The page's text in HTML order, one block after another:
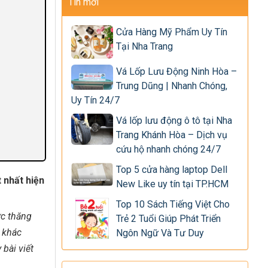
nhất hiện
thăng
bài viết
Cửa Hàng Mỹ Phẩm Uy Tín
Tại Nha Trang
Vá Lốp Lưu Động Ninh Hòa –
Trung Dũng | Nhanh Chóng,
Uy Tín 24/7
Vá lốp lưu động ô tô tại Nha
Trang Khánh Hòa – Dịch vụ
cứu hộ nhanh chóng 24/7
Top 5 cửa hàng laptop Dell
New Like uy tín tại TP.HCM
Top 10 Sách Tiếng Việt Cho
Trẻ 2 Tuổi Giúp Phát Triển
Ngôn Ngữ Và Tư Duy